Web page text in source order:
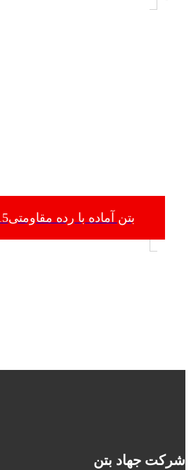
بتن آماده با رده مقاومتیC15(عیار 270)
شرکت جهاد بتن